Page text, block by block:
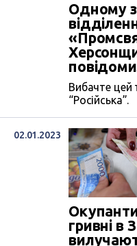
Одному з
Вибачте цей
“Російська”.
02.01.2023
гривні в